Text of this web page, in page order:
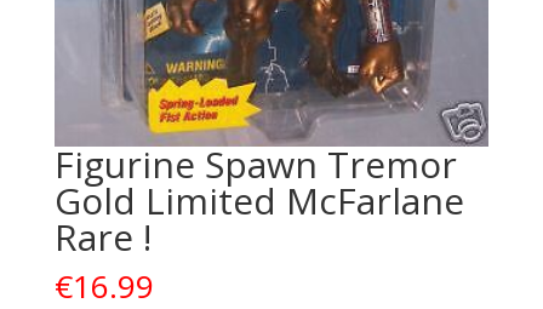
Figurine Spawn Tremor
Gold Limited McFarlane
Rare !
€16.99